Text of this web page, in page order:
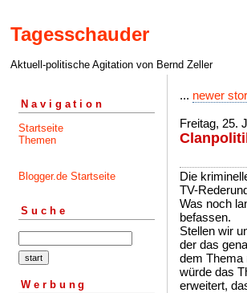
Tagesschauder
Aktuell-politische Agitation von Bernd Zeller
Navigation
Startseite
Themen
Blogger.de Startseite
Suche
Werbung
... newer
Freitag, 25.
Die
TV-
Was noch
befassen.
Stellen wir
der das
dem Thema
würde das
erweitert,